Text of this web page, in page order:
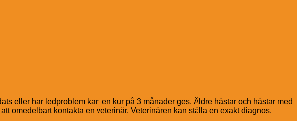
eller har ledproblem kan en kur på 3 månader ges. Äldre hästar och hästar med
omedelbart kontakta en veterinär. Veterinären kan ställa en exakt diagnos.